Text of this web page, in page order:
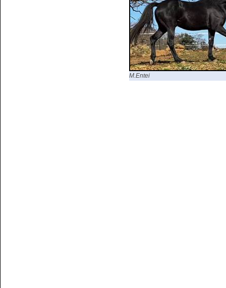
M.Entei